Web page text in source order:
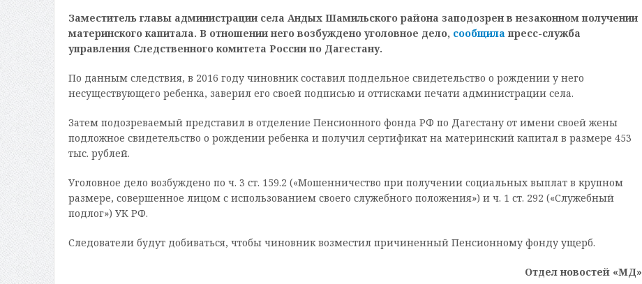
Заместитель главы администрации села Андых Шамильского района заподозрен в незаконном получении
материнского капитала. В отношении него возбуждено уголовное дело, сообщила пресс-служба
управления Следственного комитета России по Дагестану.
По данным следствия, в 2016 году чиновник составил поддельное свидетельство о рождении у него
несуществующего ребенка, заверил его своей подписью и оттисками печати администрации села.
Затем подозреваемый представил в отделение Пенсионного фонда РФ по Дагестану от имени своей жены
подложное свидетельство о рождении ребенка и получил сертификат на материнский капитал в размере 453
тыс. рублей.
Уголовное дело возбуждено по ч. 3 ст. 159.2 («Мошенничество при получении социальных выплат в крупном
размере, совершенное лицом с использованием своего служебного положения») и ч. 1 ст. 292 («Служебный
подлог») УК РФ.
Следователи будут добиваться, чтобы чиновник возместил причиненный Пенсионному фонду ущерб.
Отдел новостей «МД»